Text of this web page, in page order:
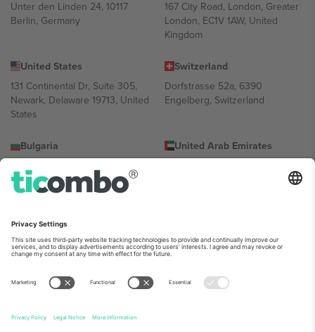
Unter den Linden 24, 10117
Berlin, Germany
167 City Road, London, Greater
London, EC1V 1AW, United
Kingdom
United States
131 Continental Dr, Suite 305,
Newark, Delaware 19713, United
States
Switzerland
Dorfstrasse 52a, 6390
Engelberg, Switzerland
Bulgaria
Totleben 53-55, 1606 Sofia,
Bulgaria
United Arab Emirates
Building A1, Office 302, Dubai,
Mexico
Av Chapultepec 360, Roma
Norte, Cuauhtémoc, 06700
Ciudad de México, CDMX,
Mexico
პლატფორმის პროვაიდერის იურიდიული პირი იცვლება